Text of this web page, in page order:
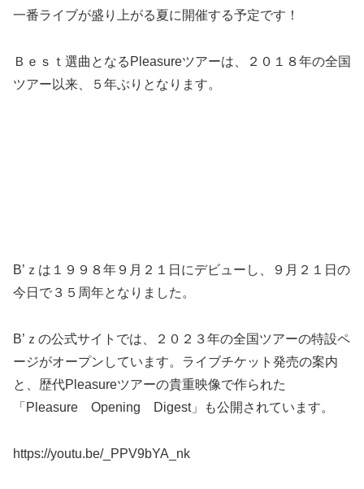
一番ライブが盛り上がる夏に開催する予定です！
Ｂｅｓｔ選曲となるPleasureツアーは、２０１８年の全国
ツアー以来、５年ぶりとなります。
B’ｚは１９９８年９月２１日にデビューし、９月２１日の
今日で３５周年となりました。
B’ｚの公式サイトでは、２０２３年の全国ツアーの特設ペ
ージがオープンしています。ライブチケット発売の案内
と、歴代Pleasureツアーの貴重映像で作られた
「Pleasure Opening Digest」も公開されています。
https://youtu.be/_PPV9bYA_nk